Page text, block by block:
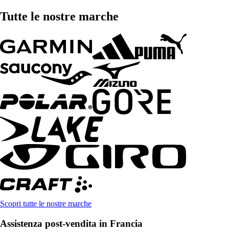
Tutte le nostre marche
Scopri tutte le nostre marche
Assistenza post-vendita in Francia